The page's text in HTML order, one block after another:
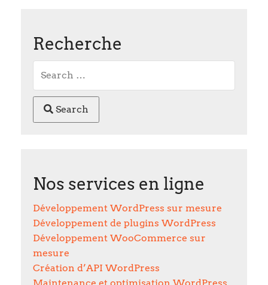
Recherche
Search
Nos services en ligne
Développement WordPress sur mesure
Développement de plugins WordPress
Développement WooCommerce sur
mesure
Création d’API WordPress